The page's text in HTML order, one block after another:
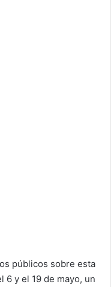
públicos sobre esta
y el 19 de mayo, un